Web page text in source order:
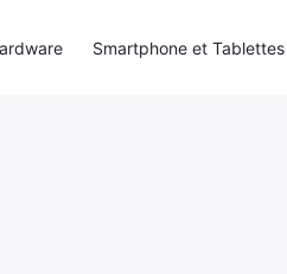
Smartphone et Tablettes